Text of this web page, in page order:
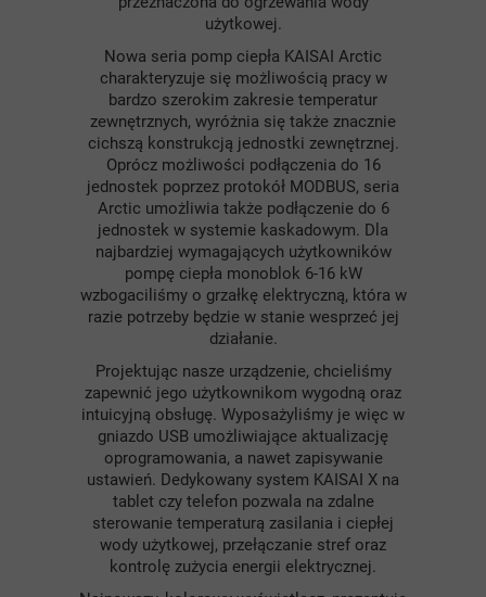
użytkowej.
Nowa seria pomp ciepła KAISAI Arctic
charakteryzuje się możliwością pracy w
bardzo szerokim zakresie temperatur
zewnętrznych, wyróżnia się także znacznie
cichszą konstrukcją jednostki zewnętrznej.
Oprócz możliwości podłączenia do 16
jednostek poprzez protokół MODBUS, seria
Arctic umożliwia także podłączenie do 6
jednostek w systemie kaskadowym. Dla
najbardziej wymagających użytkowników
pompę ciepła monoblok 6-16 kW
wzbogaciliśmy o grzałkę elektryczną, która w
razie potrzeby będzie w stanie wesprzeć jej
działanie.
Projektując nasze urządzenie, chcieliśmy
zapewnić jego użytkownikom wygodną oraz
intuicyjną obsługę. Wyposażyliśmy je więc w
gniazdo USB umożliwiające aktualizację
oprogramowania, a nawet zapisywanie
ustawień. Dedykowany system KAISAI X na
tablet czy telefon pozwala na zdalne
sterowanie temperaturą zasilania i ciepłej
wody użytkowej, przełączanie stref oraz
kontrolę zużycia energii elektrycznej.